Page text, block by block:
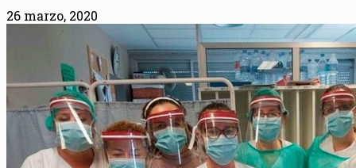
26 marzo, 2020